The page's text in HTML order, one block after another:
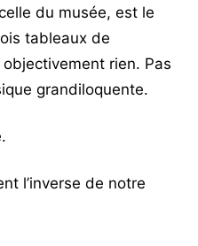
du musée, est le
tableaux de
rien. Pas
grandiloquente.
l’inverse de notre